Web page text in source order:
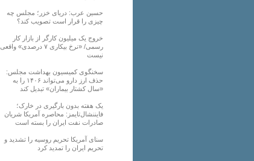
حسین عرب: دریای خزر؛ مجلس چه
چیزی را قرار است تصویب کند؟
خروج یک میلیون کارگر از بازار کار
رسمی/ «نرخ بیکاری ۷ درصدی» واقعی
نیست
سخنگوی کمیسیون بهداشت مجلس:
حذف ارز دارو می‌تواند ۱۴۰۶ را به
«سال کشتار بیماران» تبدیل کند
یک هفته بدون بارگیری در خارک؛
فایننشال‌تایمز: محاصره آمریکا شریان
صادرات نفت ایران را بسته است
سنای آمریکا تحریم روسیه را تشدید و
تحریم ایران را تمدید کرد